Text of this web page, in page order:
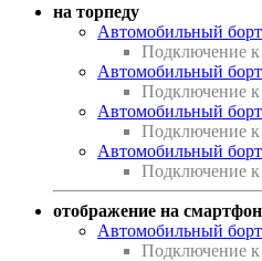
на торпеду
Автомобильный
Подключение к
Автомобильный
Подключение к
Автомобильный
Подключение к
Автомобильный
Подключение к
отображение на
Автомобильный
Подключение к